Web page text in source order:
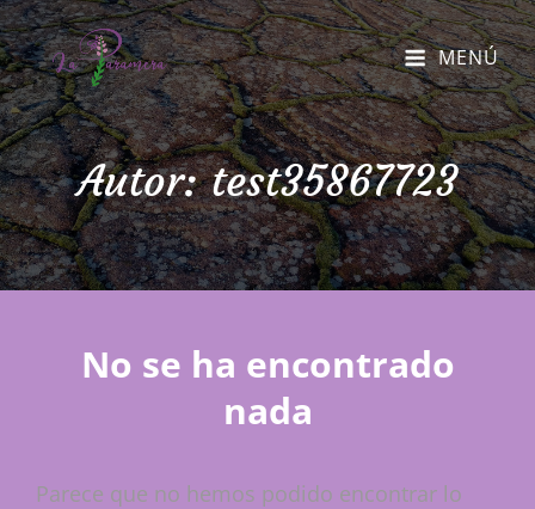
MENÚ
Autor:test35867723
No se ha encontrado
nada
Parece que no hemos podido encontrar lo